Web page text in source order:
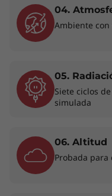
de
Aumenta la
inteligente
recuperar
generar
04.
Ambiente
05.
Siete ciclos
simulada
06. Altitud
Probada para